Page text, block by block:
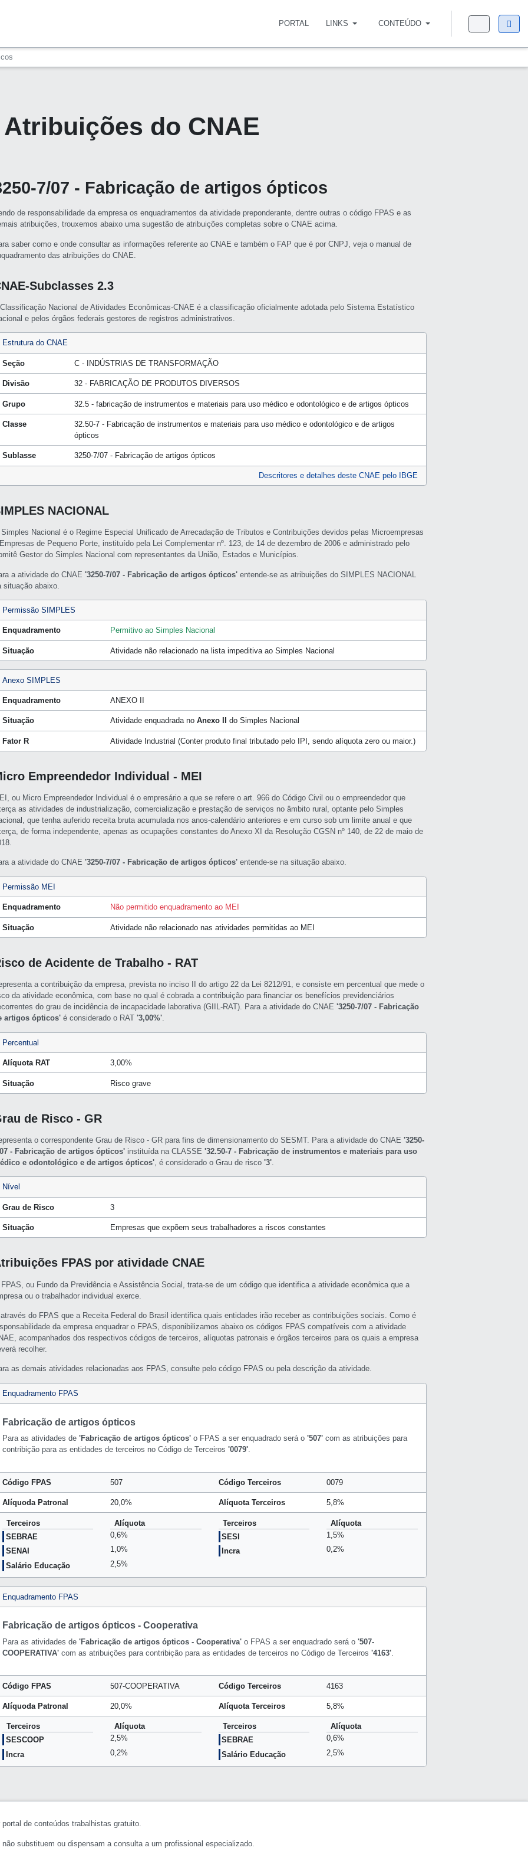
PORTAL LINKS CONTEÚDO
Atribuições do CNAE
7/07 - Fabricação de artigos ópticos
de responsabilidade da empresa os enquadramentos da atividade preponderante, dentre outras o código FPAS e as
atribuições, trouxemos abaixo uma sugestão de atribuições completas sobre o CNAE acima.
saber como e onde consultar as informações referente ao CNAE e também o FAP que é por CNPJ, veja o manual de
das atribuições do CNAE.
Subclasses 2.3
Nacional de Atividades Econômicas-CNAE é a classificação oficialmente adotada pelo Sistema Estatístico
e pelos órgãos federais gestores de registros administrativos.
Estrutura do CNAE
Seção C - INDÚSTRIAS DE TRANSFORMAÇÃO
Divisão 32 - FABRICAÇÃO DE PRODUTOS DIVERSOS
Grupo 32.5 - fabricação de instrumentos e materiais para uso médico e odontológico e de artigos ópticos
Classe
32.50-7 - Fabricação de instrumentos e materiais para uso médico e odontológico e de artigos
ópticos
Sublasse 3250-7/07 - Fabricação de artigos ópticos
Descritores e detalhes deste CNAE pelo IBGE
NACIONAL
Nacional é o Regime Especial Unificado de Arrecadação de Tributos e Contribuições devidos pelas Microempresas
de Pequeno Porte, instituído pela Lei Complementar nº. 123, de 14 de dezembro de 2006 e administrado pelo
Gestor do Simples Nacional com representantes da União, Estados e Municípios.
a atividade do CNAE'3250-7/07 - Fabricação de artigos ópticos' entende-se as atribuições do SIMPLES NACIONAL
situação abaixo.
Permissão SIMPLES
Enquadramento Permitivo ao Simples Nacional
Situação Atividade não relacionado na lista impeditiva ao Simples Nacional
Anexo SIMPLES
Enquadramento ANEXO II
Situação Atividade enquadrada noAnexo II do Simples Nacional
Fator R Atividade Industrial (Conter produto final tributado pelo IPI, sendo alíquota zero ou maior.)
Empreendedor Individual - MEI
ou Micro Empreendedor Individual é o empresário a que se refere o art. 966 do Código Civil ou o empreendedor que
as atividades de industrialização, comercialização e prestação de serviços no âmbito rural, optante pelo Simples
que tenha auferido receita bruta acumulada nos anos-calendário anteriores e em curso sob um limite anual e que
de forma independente, apenas as ocupações constantes do Anexo XI da Resolução CGSN nº 140, de 22 de maio de
a atividade do CNAE'3250-7/07 - Fabricação de artigos ópticos' entende-se na situação abaixo.
Permissão MEI
Enquadramento Não permitido enquadramento ao MEI
Situação Atividade não relacionado nas atividades permitidas ao MEI
de Acidente de Trabalho - RAT
a contribuição da empresa, prevista no inciso II do artigo 22 da Lei 8212/91, e consiste em percentual que mede o
da atividade econômica, com base no qual é cobrada a contribuição para financiar os benefícios previdenciários
do grau de incidência de incapacidade laborativa (GIIL-RAT). Para a atividade do CNAE'3250-7/07 - Fabricação
artigos ópticos' é considerado o RAT'3,00%'.
Percentual
Alíquota RAT 3,00%
Situação Risco grave
de Risco - GR
o correspondente Grau de Risco - GR para fins de dimensionamento do SESMT. Para a atividade do CNAE'3250-
- Fabricação de artigos ópticos' instituída na CLASSE'32.50-7 - Fabricação de instrumentos e materiais para uso
e odontológico e de artigos ópticos' , é considerado o Grau de risco'3'
Nível
Grau de Risco 3
Situação Empresas que expõem seus trabalhadores a riscos constantes
FPAS por atividade CNAE
ou Fundo da Previdência e Assistência Social, trata-se de um código que identifica a atividade econômica que a
ou o trabalhador individual exerce.
através do FPAS que a Receita Federal do Brasil identifica quais entidades irão receber as contribuições sociais. Como é
da empresa enquadrar o FPAS, disponibilizamos abaixo os códigos FPAS compatíveis com a atividade
acompanhados dos respectivos códigos de terceiros, alíquotas patronais e órgãos terceiros para os quais a empresa
recolher.
as demais atividades relacionadas aos FPAS, consulte pelo código FPAS ou pela descrição da atividade.
Enquadramento FPAS
Fabricação de artigos ópticos
Para as atividades de 'Fabricação de artigos ópticos'o FPAS a ser enquadrado será o '507'com as atribuições para
contribição para as entidades de terceiros no Código de Terceiros '0079'.
Código FPAS 507 Código Terceiros 0079
Alíquoda Patronal 20,0% Alíquota Terceiros 5,8%
Terceiros Alíquota Terceiros
Alíquota
SEBRAE
0,6% SESI
1,5%
SENAI
1,0% Incra
0,2%
Salário Educação
2,5%
Enquadramento FPAS
Fabricação de artigos ópticos - Cooperativa
Para as atividades de 'Fabricação de artigos ópticos - Cooperativa'o FPAS a ser enquadrado será o '507-
COOPERATIVA'com as atribuições para contribição para as entidades de terceiros no Código de Terceiros '4163'.
Código FPAS 507-COOPERATIVA Código Terceiros 4163
Alíquoda Patronal 20,0% Alíquota Terceiros 5,8%
Terceiros Alíquota Terceiros
Alíquota
SESCOOP
2,5% SEBRAE
0,6%
Incra
0,2% Salário Educação 2,5%
de conteúdos trabalhistas gratuito.
substituem ou dispensam a consulta a um profissional especializado.